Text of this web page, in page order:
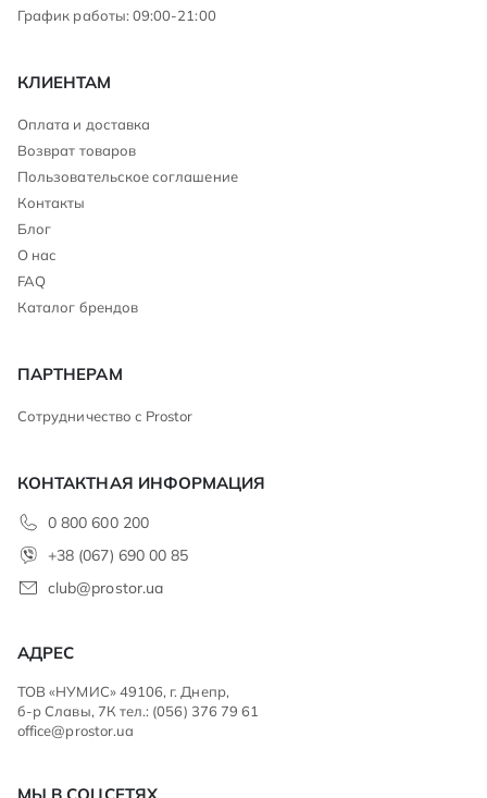
График работы: 09:00-21:00
КЛИЕНТАМ
Оплата и доставка
Возврат товаров
Пользовательское соглашение
Контакты
Блог
О нас
FAQ
Каталог брендов
ПАРТНЕРАМ
Сотрудничество с Prostor
КОНТАКТНАЯ ИНФОРМАЦИЯ
0 800 600 200
+38 (067) 690 00 85
club@prostor.ua
АДРЕС
ТОВ «НУМИС» 49106, г. Днепр,
б-р Славы, 7К тел.: (056) 376 79 61
office@prostor.ua
МЫ В СОЦСЕТЯХ